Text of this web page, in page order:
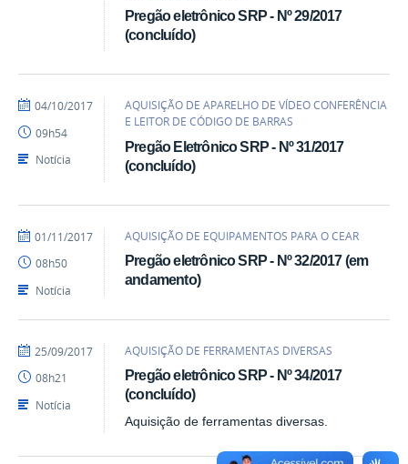
Pregão eletrônico SRP - Nº 29/2017
(concluído)
AQUISIÇÃO DE APARELHO DE VÍDEO CONFERÊNCIA
E LEITOR DE CÓDIGO DE BARRAS
Pregão Eletrônico SRP - Nº 31/2017
(concluído)
por
publicado
04/10/2017
09h54
Notícia
AQUISIÇÃO DE EQUIPAMENTOS PARA O CEAR
Pregão eletrônico SRP - Nº 32/2017 (em
andamento)
por
publicado
01/11/2017
08h50
Notícia
AQUISIÇÃO DE FERRAMENTAS DIVERSAS
Pregão eletrônico SRP - Nº 34/2017
(concluído)
Aquisição de ferramentas diversas.
por
publicado
25/09/2017
08h21
Notícia